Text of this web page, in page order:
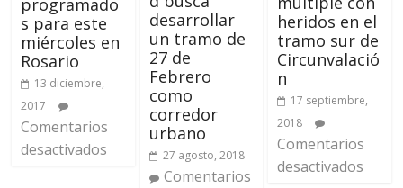
programado
s para este
miércoles en
Rosario
13 diciembre,
2017
Comentarios
desactivados
desarrollar
un tramo de
27 de
Febrero
como
corredor
urbano
27 agosto, 2018
Comentarios
heridos en el
tramo sur de
Circunvalació
n
17 septiembre,
2018
Comentarios
desactivados